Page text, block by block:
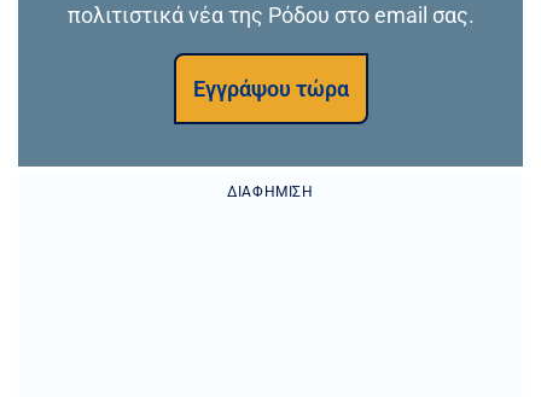
πολιτιστικά νέα της Ρόδου στο email σας.
Εγγράψου τώρα
ΔΙΑΦΉΜΙΣΗ